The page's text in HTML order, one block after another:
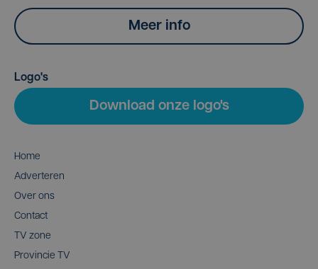
Meer info
Logo's
Download onze logo's
Home
Adverteren
Over ons
Contact
TV zone
Provincie TV